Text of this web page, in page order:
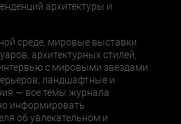
архитектуры и
среде, мировые выставки
архитектурных стилей,
с мировыми звездами
ландшафтные и
— все темы журнала
информировать
об увлекательном и